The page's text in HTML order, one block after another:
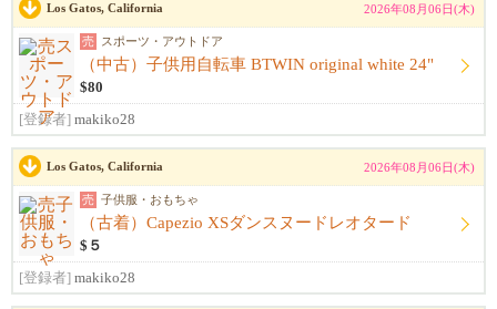
Los Gatos, California 2026年08月06日(木)
売 スポーツ・アウトドア
（中古）子供用自転車 BTWIN original white 24"
$80
[登録者] makiko28
Los Gatos, California 2026年08月06日(木)
売 子供服・おもちゃ
（古着）Capezio XSダンスヌードレオタード
$５
[登録者] makiko28